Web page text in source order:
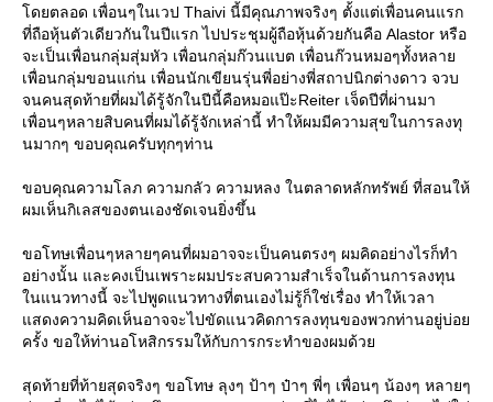
ดยตลอด เพื่อนๆในเวป Thaivi นี้มีคุณภาพจริงๆ ตั้งแต่เพื่อนคนแรก
ที่ถือหุ้นตัวเดียวกันในปีแรก ไปประชุมผู้ถือหุ้นด้วยกันคือ Alastor หรือ
จะเป็นเพื่อนกลุ่มสุ่มหัว เพื่อนกลุ่มก๊วนแบต เพื่อนก๊วนหมอๆทั้งหลา
เพื่อนกลุ่มขอนแก่น เพื่อนนักเขียนรุ่นพี่อย่างพี่สถาปนิกต่างดาว จวบ
จนคนสุดท้ายที่ผมได้รู้จักในปีนี้คือหมอแป๊ะReiter เจ็ดปีที่ผ่านมา
เพื่อนๆหลายสิบคนที่ผมได้รู้จักเหล่านี้ ทําให้ผมมีความสุขในการลงทุ
นมากๆ ขอบคุณครับทุกๆท่าน
ขอบคุณความโลภ ความกลัว ความหลง ในตลาดหลักทรัพย์ ที่สอนให้
ผมเห็นกิเลสของตนเองชัดเจนยิ่งขึ้น
ขอโทษเพื่อนๆหลายๆคนที่ผมอาจจะเป็นคนตรงๆ ผมคิดอย่างไรก็ทํา
อย่างนั้น และคงเป็นเพราะผมประสบความสําเร็จในด้านการลงทุน
นแนวทางนี้ จะไปพูดแนวทางที่ตนเองไม่รู้ก็ใช่เรื่อง ทําให้เวลา
สดงความคิดเห็นอาจจะไปขัดแนวคิดการลงทุนของพวกท่านอยู่บ่อ
ครั้ง ขอให้ท่านอโหสิกรรมให้กับการกระทําของผมด้ว
สุดท้ายที่ท้ายสุดจริงๆ ขอโทษ ลุงๆ ป้าๆ ป๋าๆ พี่ๆ เพื่อนๆ น้องๆ หลายๆ